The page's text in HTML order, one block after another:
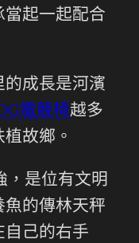
起一起配合
的成長是河濱
電競椅越多
故鄉。
，是位有文明
魚的傳林天秤
自己的右手